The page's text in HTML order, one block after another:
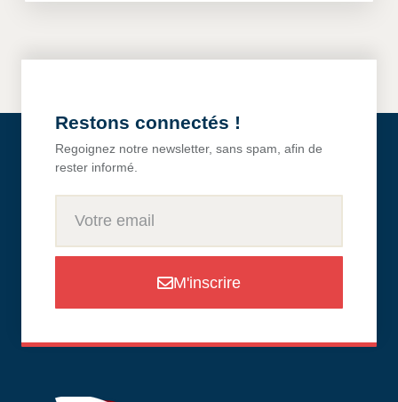
Restons connectés !
Regoignez notre newsletter, sans spam, afin de
rester informé.
M'inscrire